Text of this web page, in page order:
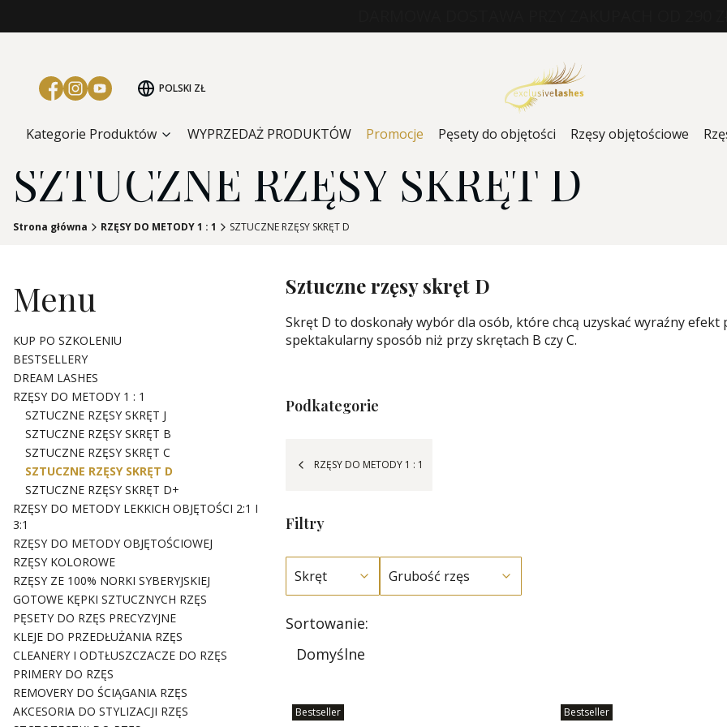
POLSKI ZŁ
Kategorie Produktów WYPRZEDAŻ PRODUKTÓW Promocje Pęsety do objętości Rzęsy objętościowe
SZTUCZNE RZĘSY SKRĘT D
Strona główna RZĘSY DO METODY 1 : 1 SZTUCZNE RZĘSY SKRĘT D
Menu
KUP PO SZKOLENIU
BESTSELLERY
DREAM LASHES
RZĘSY DO METODY 1 : 1
SZTUCZNE RZĘSY SKRĘT J
SZTUCZNE RZĘSY SKRĘT B
SZTUCZNE RZĘSY SKRĘT C
SZTUCZNE RZĘSY SKRĘT D
SZTUCZNE RZĘSY SKRĘT D+
RZĘSY DO METODY LEKKICH OBJĘTOŚCI 2:1 I
3:1
RZĘSY DO METODY OBJĘTOŚCIOWEJ
RZĘSY KOLOROWE
RZĘSY ZE 100% NORKI SYBERYJSKIEJ
GOTOWE KĘPKI SZTUCZNYCH RZĘS
PĘSETY DO RZĘS PRECYZYJNE
KLEJE DO PRZEDŁUŻANIA RZĘS
CLEANERY I ODTŁUSZCZACZE DO RZĘS
PRIMERY DO RZĘS
REMOVERY DO ŚCIĄGANIA RZĘS
AKCESORIA DO STYLIZACJI RZĘS
Sztuczne rzęsy skręt D
Skręt D to doskonały wybór dla osób, które chcą uzyskać wyraźny
spektakularny sposób niż przy skrętach B czy C.
Podkategorie
RZĘSY DO METODY 1 : 1
Filtry
Skręt Grubość rzęs
Lista produktów
Sortowanie:
Domyślne
Bestseller Bestseller